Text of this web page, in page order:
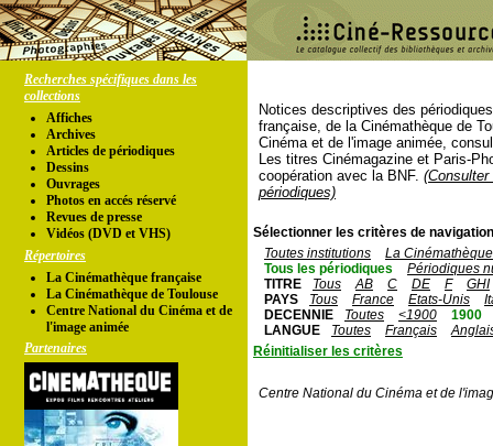
Recherches spécifiques dans les
collections
Affiches
Archives
Articles de périodiques
Dessins
Ouvrages
Photos en accés réservé
Revues de presse
Vidéos (DVD et VHS)
Répertoires
La Cinémathèque française
La Cinémathèque de Toulouse
Centre National du Cinéma et de
l'image animée
Partenaires
Notices descriptives des
française, de la Cinémathèque de
Cinéma et de l'image animée,
Les titres Cinémagazine et Paris-
coopération avec la BNF.
périodiques)
Sélectionner les critères de
Toutes institutions
La
Tous les périodiques
Périodiques
TITRE
Tous AB C DE F
GHI
PAYS
Tous France Etats-Unis
DECENNIE
Toutes <1900
1900
LANGUE
Toutes Français
Réinitialiser les critères
Centre National du Cinéma et de